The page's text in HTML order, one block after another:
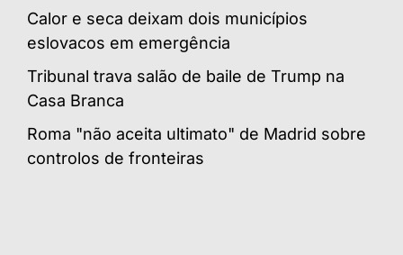
Calor e seca deixam dois municípios
eslovacos em emergência
Tribunal trava salão de baile de Trump na
Casa Branca
Roma "não aceita ultimato" de Madrid sobre
controlos de fronteiras